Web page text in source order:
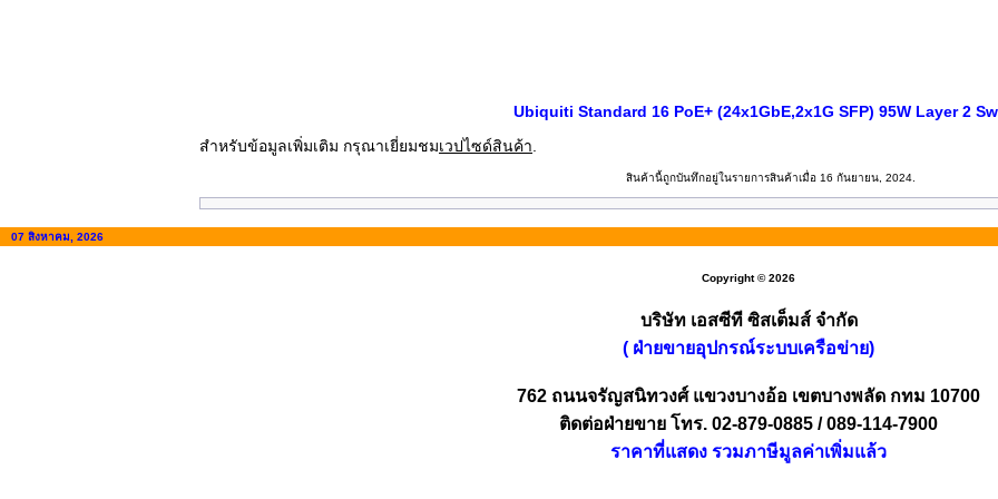
Ubiquiti Standard 16 PoE+ (24x1GbE,2x1G SFP) 95W Layer 2
สำหรับข้อมูลเพิ่มเติม กรุณาเยี่ยมชมเวปไซด์สินค้า
สินค้านี้ถูกบันทึกอยู่ในรายการสินค้าเมื่อ 16 กันยายน, 2024.
07 สิงหาคม, 2026
Copyright © 2026
บริษัท เอสซีที ซิสเต็มส์ จำกัด
( ฝ่ายขายอุปกรณ์ระบบเครือข่าย)
762 ถนนจรัญสนิทวงศ์ แขวงบางอ้อ เขตบางพลัด กทม 10700
ติดต่อฝ่ายขาย โทร. 02-879-0885 / 089-114-7900
ราคาที่แสดง รวมภาษีมูลค่าเพิ่มแล้ว